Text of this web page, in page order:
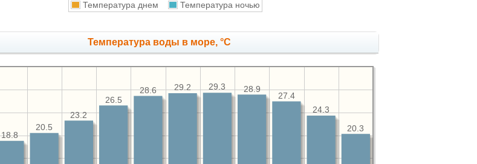
Температура днем Температура ночью
Температура воды в море, °C
20.3
24.3
27.4
28.9
29.3
29.2
28.6
26.5
23.2
20.5
18.8